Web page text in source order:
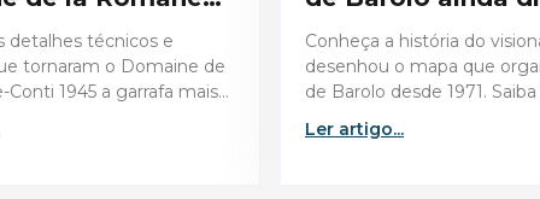
do visionário que
que organiza o cru
1971. Saiba como essa
Descubra como escolher os
vinhos para a Páscoa e
convidados com
assado.
Ler artigo...